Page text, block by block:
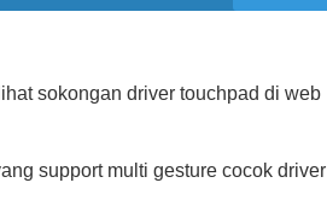
sokongan driver touchpad di web
support multi gesture cocok driver